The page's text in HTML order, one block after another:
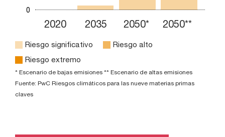
0
2020 2035 2050* 2050**
Riesgo significativo
Riesgo alto
Riesgo extremo
* Escenario de bajas emisiones ** Escenario de altas emisiones
Fuente: PwC Riesgos climáticos para las nueve materias primas
claves